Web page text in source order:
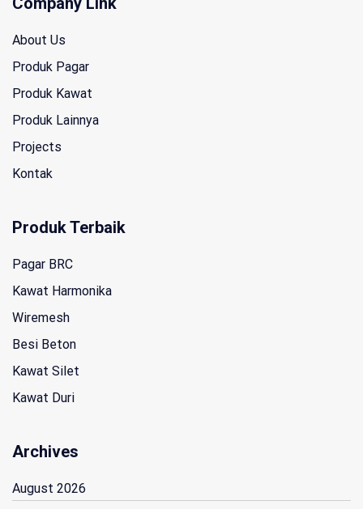
About Us
Produk Pagar
Produk Kawat
Produk Lainnya
Projects
Kontak
Produk Terbaik
Pagar BRC
Kawat Harmonika
Wiremesh
Besi Beton
Kawat Silet
Kawat Duri
Archives
August 2026